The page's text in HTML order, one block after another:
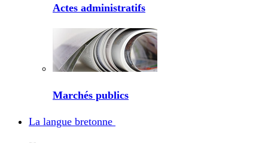
Actes administratifs
Marchés publics
La langue bretonne